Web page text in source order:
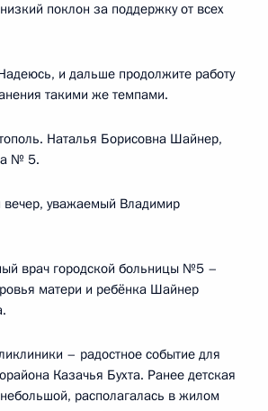
поклон за поддержку от всех
и дальше продолжите работу
такими же темпами.
Наталья Борисовна Шайнер,
№ 5.
уважаемый Владимир
врач городской больницы №5 –
матери и ребёнка Шайнер
– радостное событие для
Казачья Бухта. Ранее детская
располагалась в жилом